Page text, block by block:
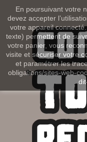
En poursuivant votre
devez accepter
votre appareil
texte) permettent de
votre panier, vous
visite et sécuriser votre
et paramétrer les
obligations/sites-web-